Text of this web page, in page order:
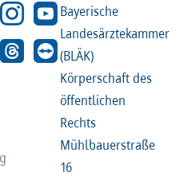
Bayerische
Landesärztekammer
(BLÄK)
Körperschaft des
öffentlichen
Rechts
Mühlbauerstraße
16